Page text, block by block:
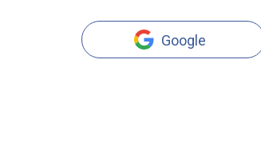
Google